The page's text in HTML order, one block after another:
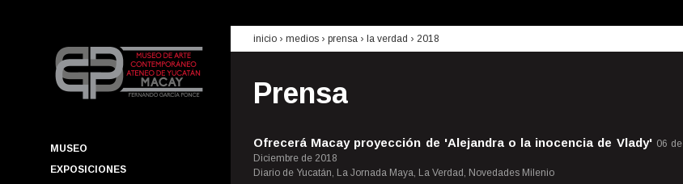
MUSEO
EXPOSICIONES
inicio › medios › prensa › la verdad › 2018
Prensa
Ofrecerá Macay proyección de 'Alejandra o la inocencia de Vlady' 06 de
Diciembre de 2018
Diario de Yucatán, La Jornada Maya, La Verdad, Novedades Milenio